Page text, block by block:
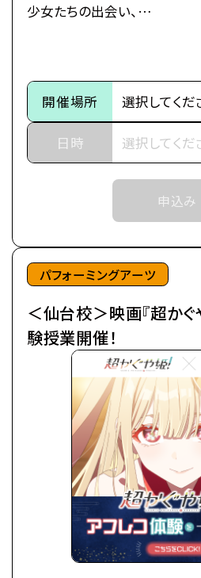
●注意事項
※各体験授業には定員に限り
そのため、ご予約状況により、
抽選等の対応をさせていただ
※当日ご参加いただける方に
予約確定のご連絡をいたしま
それまでは予約完了しており
予めご了承ください。
※中学生以上の方が対象となり
少女たちの出会い、
都内の進学校に通う17歳の
バイトと学業の両立に励む超
いた。
日々の癒やしは、インターネ
ヨミ＞の管理人兼大人気ライ
チヨの配信を見ること。
自分の分身を作り誰もが自
クヨミ＞で、彩葉はヤチヨの
ームで細々とお小遣い稼ぎをし
そんなある日の帰り道、彩葉
ング電柱を見つける。
中から出てきたのは、なんとも
放っておけず連れ帰ると、赤
大きくなり、彩葉と同い年ぐら
「あなた、もしやかぐや姫なの
大きくなったかぐや姫はわが
かぐやのお願い(わがまま)で
イバー活動を手伝うことに。
彩葉がプロデューサーとして
イバーとして歌うことで、
二人は少しずつ打ち解けてい
開催場所
日時
申込み
パフォーミングアーツ
＜仙台校＞映画『超かぐ
験授業開催！